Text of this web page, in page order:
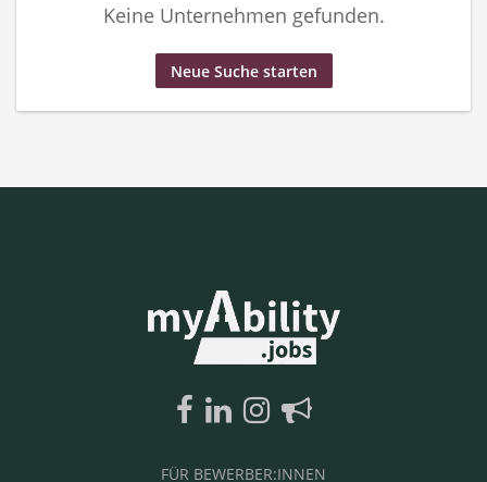
Keine Unternehmen gefunden.
Neue Suche starten
FÜR BEWERBER:INNEN